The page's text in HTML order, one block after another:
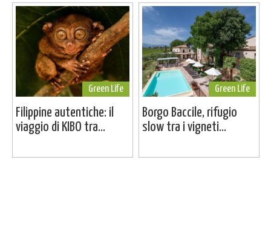
Green Life
Filippine autentiche: il
viaggio di KIBO tra...
Green Life
Borgo Baccile, rifugio
slow tra i vigneti...